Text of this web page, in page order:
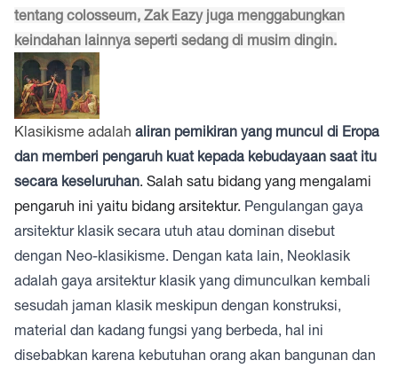
tentang colosseum, Zak Eazy juga menggabungkan
keindahan lainnya seperti sedang di musim dingin.
Klasikisme adalah aliran pemikiran yang muncul di Eropa
dan memberi pengaruh kuat kepada kebudayaan saat itu
secara keseluruhan. Salah satu bidang yang mengalami
pengaruh ini yaitu bidang arsitektur. Pengulangan gaya
arsitektur klasik secara utuh atau dominan disebut
dengan Neo-klasikisme. Dengan kata lain, Neoklasik
adalah gaya arsitektur klasik yang dimunculkan kembali
sesudah jaman klasik meskipun dengan konstruksi,
material dan kadang fungsi yang berbeda, hal ini
disebabkan karena kebutuhan orang akan bangunan dan